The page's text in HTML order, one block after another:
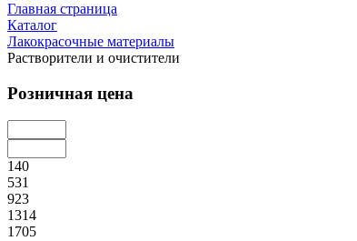
Главная страница
Каталог
Лакокрасочные материалы
Растворители и очистители
Розничная цена
140
531
923
1314
1705